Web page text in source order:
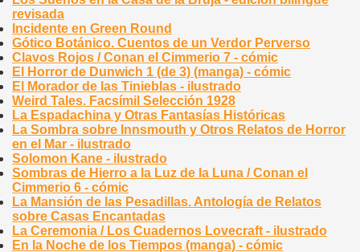
revisada
Incidente en Green Round
Gótico Botánico. Cuentos de un Verdor Perverso
Clavos Rojos / Conan el Cimmerio 7 - cómic
El Horror de Dunwich 1 (de 3) (manga) - cómic
El Morador de las Tinieblas - ilustrado
Weird Tales. Facsímil Selección 1928
La Espadachina y Otras Fantasías Históricas
La Sombra sobre Innsmouth y Otros Relatos de Horror
en el Mar - ilustrado
Solomon Kane - ilustrado
Sombras de Hierro a la Luz de la Luna / Conan el
Cimmerio 6 - cómic
La Mansión de las Pesadillas. Antología de Relatos
sobre Casas Encantadas
La Ceremonia / Los Cuadernos Lovecraft - ilustrado
En la Noche de los Tiempos (manga) - cómic